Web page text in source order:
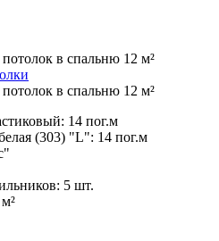
в спальню 12 м²
в спальню 12 м²
14 пог.м
(303) "L": 14 пог.м
5 шт.